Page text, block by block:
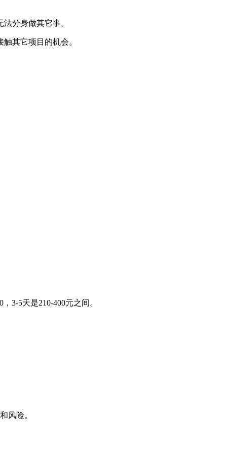
分身做其它事。
其它项目的机会。
3-5天是210-400元之间。
风险。